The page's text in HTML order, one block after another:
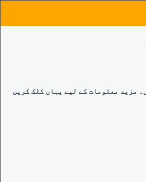
مزید معلومات کے لیے یہاں کلک کریں